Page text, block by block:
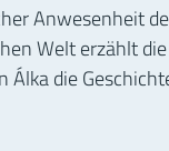
Anwesenheit
Welt erzählt
Álka die